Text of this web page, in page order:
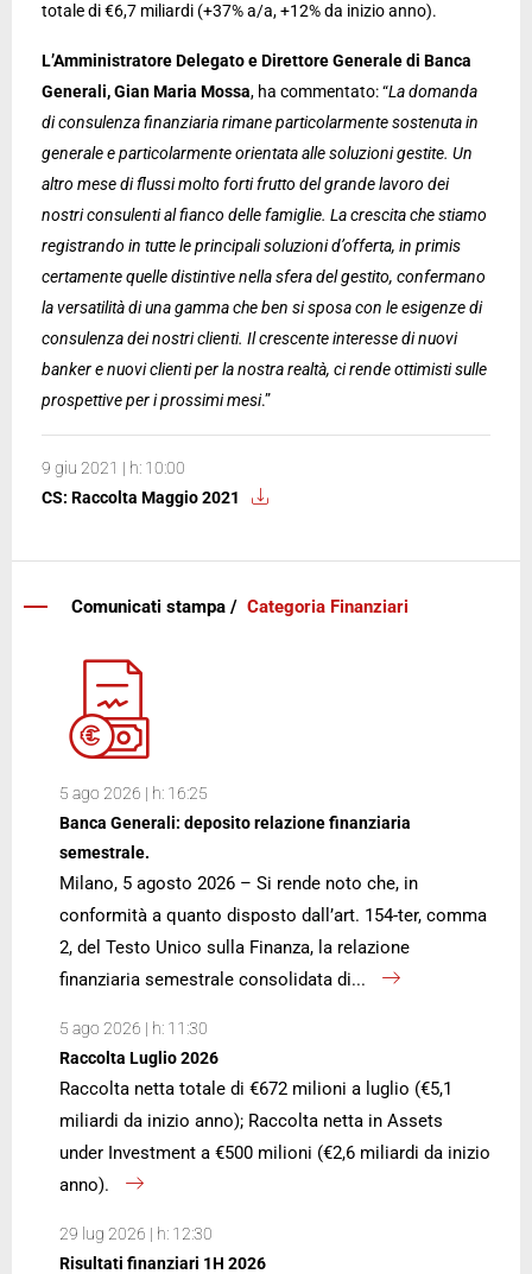
totale di €6,7 miliardi (+37% a/a, +12% da inizio anno).
L’Amministratore Delegato e Direttore Generale di Banca
Generali, Gian Maria Mossa, ha commentato: “La domanda
di consulenza finanziaria rimane particolarmente sostenuta in
generale e particolarmente orientata alle soluzioni gestite. Un
altro mese di flussi molto forti frutto del grande lavoro dei
nostri consulenti al fianco delle famiglie. La crescita che stiamo
registrando in tutte le principali soluzioni d’offerta, in primis
certamente quelle distintive nella sfera del gestito, confermano
la versatilità di una gamma che ben si sposa con le esigenze di
consulenza dei nostri clienti. Il crescente interesse di nuovi
banker e nuovi clienti per la nostra realtà, ci rende ottimisti sulle
prospettive per i prossimi mesi.”
9 giu 2021 | h: 10:00
CS: Raccolta Maggio 2021
Comunicati stampa / Categoria Finanziari
5 ago 2026 | h: 16:25
Banca Generali: deposito relazione finanziaria
semestrale.
Milano, 5 agosto 2026 – Si rende noto che, in
conformità a quanto disposto dall’art. 154-ter, comma
2, del Testo Unico sulla Finanza, la relazione
finanziaria semestrale consolidata di...
5 ago 2026 | h: 11:30
Raccolta Luglio 2026
Raccolta netta totale di €672 milioni a luglio (€5,1
miliardi da inizio anno); Raccolta netta in Assets
under Investment a €500 milioni (€2,6 miliardi da inizio
anno).
29 lug 2026 | h: 12:30
Risultati finanziari 1H 2026